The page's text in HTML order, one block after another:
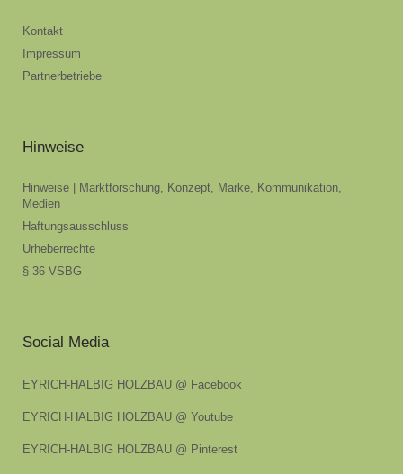
Kontakt
Impressum
Partnerbetriebe
Hinweise
Hinweise | Marktforschung, Konzept, Marke, Kommunikation,
Medien
Haftungsausschluss
Urheberrechte
§ 36 VSBG
Social Media
EYRICH-HALBIG HOLZBAU @ Facebook
EYRICH-HALBIG HOLZBAU @ Youtube
EYRICH-HALBIG HOLZBAU @ Pinterest